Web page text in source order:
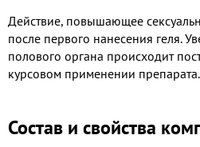
Действие, повышающее
после первого нанесения геля.
полового органа происходит
курсовом применении препарата.
Состав и свойства